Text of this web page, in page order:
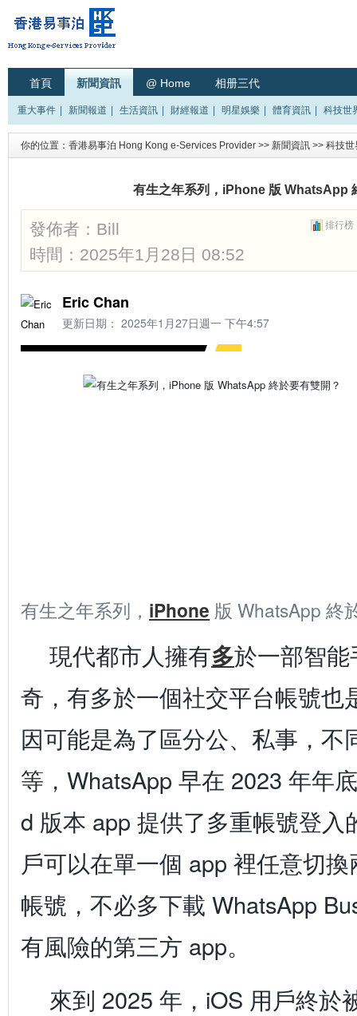
首頁 新聞資訊 @ Home 相册三代
重大事件 新聞報道 生活資訊 財經報道 明星娛樂 體育資訊 科技世
你的位置： 香港易事泊 Hong Kong e-Services Provider >> 新聞資訊 >> 科技世
有生之年系列，iPhone 版 WhatsApp
排行榜
發佈者： Bill
時間：2025年1月28日 08:52
Eric Chan
更新日期： 2025年1月27日週一 下午4:57
有生之年系列， iPhone 版 WhatsApp 終
現代都市人擁有多於一部智
奇，有多於一個社交平台帳號也
因可能是為了區分公、私事，不
等，WhatsApp 早在 2023 年年
d 版本 app 提供了多重帳號登入
戶可以在單一個 app 裡任意切
帳號，不必多下載 WhatsApp
有風險的第三方 app。
來到 2025 年，iOS 用戶終於